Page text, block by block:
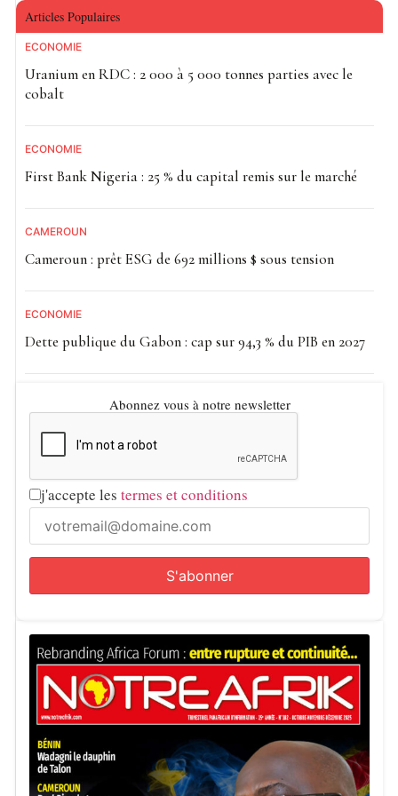
toute dérive raciste, évoquant une interprétation déformée
des propos diffusés.
Lire :
Plusieurs voix se sont élevées pour analyser cette situation
comme le reflet de tensions plus profondes au sein de la
notamment une
profils issus de la diversité à des fonctions politiques de
premier plan.
Dans ce contexte, le député Éric Coquerel a d’ores et déjà
appelé à une nouvelle mobilisation nationale contre le
Notre Afrik avec AFP
Articles Populaires
ECONOMIE
Uranium en RDC : 2 000 à 5 000 tonnes parties avec le
cobalt
ECONOMIE
First Bank Nigeria : 25 % du capital remis sur le marché
CAMEROUN
Cameroun : prêt ESG de 692 millions $ sous tension
ECONOMIE
Dette publique du Gabon : cap sur 94,3 % du PIB en 2027
Abonnez vous à notre newsletter
j'accepte les termes et conditions